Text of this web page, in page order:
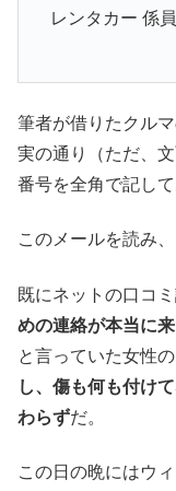
レンタカー 係員
筆者が借りたクル
実の通り（ただ、
番号を全角で記して
このメールを読み、
既にネットの口コ
めの連絡が本当に
と言っていた女性
し、傷も何も付け
わらずだ。
この日の晩にはウ